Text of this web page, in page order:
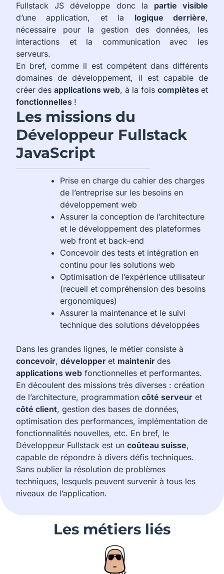
Fullstack JS développe donc la partie visible
d’une application, et la logique derrière,
nécessaire pour la gestion des données, les
interactions et la communication avec les
serveurs.
En bref, comme il est compétent dans différents
domaines de développement, il est capable de
créer des applications web, à la fois complètes et
fonctionnelles !
Les missions du
Développeur Fullstack
JavaScript
Prise en charge du cahier des charges
de l’entreprise sur les besoins en
développement web
Assurer la conception de l’architecture
et le développement des plateformes
web front et back-end
Concevoir des tests et intégration en
continu pour les solutions web
Optimisation de l’expérience utilisateur
(recueil et compréhension des besoins
ergonomiques)
Assurer la maintenance et le suivi
technique des solutions développées
Dans les grandes lignes, le métier consiste à
concevoir, développer et maintenir des
applications web fonctionnelles et performantes.
En découlent des missions très diverses : création
de l’architecture, programmation côté serveur et
côté client, gestion des bases de données,
optimisation des performances, implémentation de
fonctionnalités nouvelles, etc. En bref, le
Développeur Fullstack est un coûteau suisse,
capable de répondre à divers défis techniques.
Sans oublier la résolution de problèmes
techniques, lesquels peuvent survenir à tous les
niveaux de l’application.
Les métiers liés